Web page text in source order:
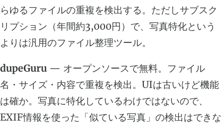
らゆるファイルの重複を検出する。ただしサブスク
リプション（年間約3,000円）で、写真特化という
よりは汎用のファイル整理ツール。
dupeGuru — オープンソースで無料。ファイル
名・サイズ・内容で重複を検出。UIは古いけど機能
は確か。写真に特化しているわけではないので、
EXIF情報を使った「似ている写真」の検出はできな